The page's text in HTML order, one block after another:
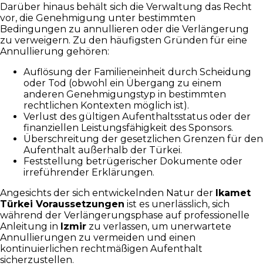
Darüber hinaus behält sich die Verwaltung das Recht
vor, die Genehmigung unter bestimmten
Bedingungen zu annullieren oder die Verlängerung
zu verweigern. Zu den häufigsten Gründen für eine
Annullierung gehören:
Auflösung der Familieneinheit durch Scheidung
oder Tod (obwohl ein Übergang zu einem
anderen Genehmigungstyp in bestimmten
rechtlichen Kontexten möglich ist).
Verlust des gültigen Aufenthaltsstatus oder der
finanziellen Leistungsfähigkeit des Sponsors.
Überschreitung der gesetzlichen Grenzen für den
Aufenthalt außerhalb der Türkei.
Feststellung betrügerischer Dokumente oder
irreführender Erklärungen.
Angesichts der sich entwickelnden Natur der Ikamet
Türkei Voraussetzungen ist es unerlässlich, sich
während der Verlängerungsphase auf professionelle
Anleitung in Izmir zu verlassen, um unerwartete
Annullierungen zu vermeiden und einen
kontinuierlichen rechtmäßigen Aufenthalt
sicherzustellen.